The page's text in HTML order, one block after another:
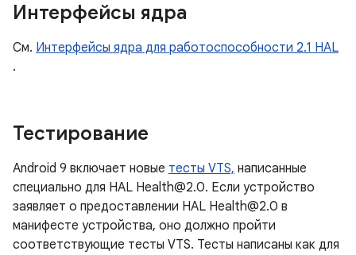
Интерфейсы ядра
См. Интерфейсы ядра для работоспособности 2.1 HAL
.
Тестирование
Android 9 включает новые тесты VTS, написанные
специально для HAL Health@2.0. Если устройство
заявляет о предоставлении HAL Health@2.0 в
манифесте устройства, оно должно пройти
соответствующие тесты VTS. Тесты написаны как для